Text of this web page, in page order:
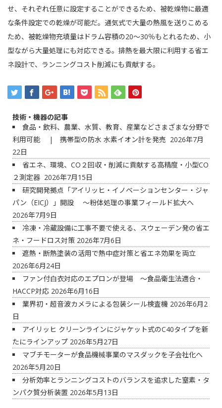
せ、それぞれ任意に設定することができるため、被乾燥物に最適
な条件設定での乾燥が可能だ。通気式で大量の熱風を送りこめる
ため、被乾燥物充填量はドラム容積の20～30％もとれるため、小
型ながら大量処理にも対応できる。排熱を最大限に利用する省エ
ネ設計で、ランニングコスト削減にも貢献する。
技術・機器の記事
食品・飲料、農業、水質、教育、産業などさまざまな分野で
利用可能 | 携帯型の防水 水素イオン計を発売 2026年7月
22日
省エネ、環境、CO２回収・削減に貢献する高精度・小型CO
２測定器 2026年7月15日
研究開発拠点「アイリッヒ・イノベーションセンター・ジャ
パン（EICJ）」開設 ～粉体処理の事業フィールド拡大へ
2026年7月9日
冷凍・冷蔵設備に工事不要で使える、スウェーデン発の省エ
ネ・フードロス対策 2026年7月6日
遮熱・断熱塗装の活用で熱中症対策と省エネ効果を両立
2026年6月24日
ファン付白衣対応のエプロンが登場 ～食品衛生法適合・
HACCP対応 2026年6月16日
業界初・超音波カメラによる包装シール検査機 2026年6月2
日
アイリッヒ クリーンラインにジャケット式のC40タイプを新
たにラインアップ 2026年5月27日
マブチモーターが食品機械事業のマスダックを子会社化へ
2026年5月20日
分析効率とランニングコストのバランスを追求した窒素・タ
ンパク質分析装置 2026年5月13日